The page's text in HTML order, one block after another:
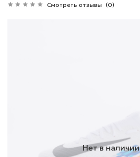
Нет в наличии
Смотреть отзывы (0)